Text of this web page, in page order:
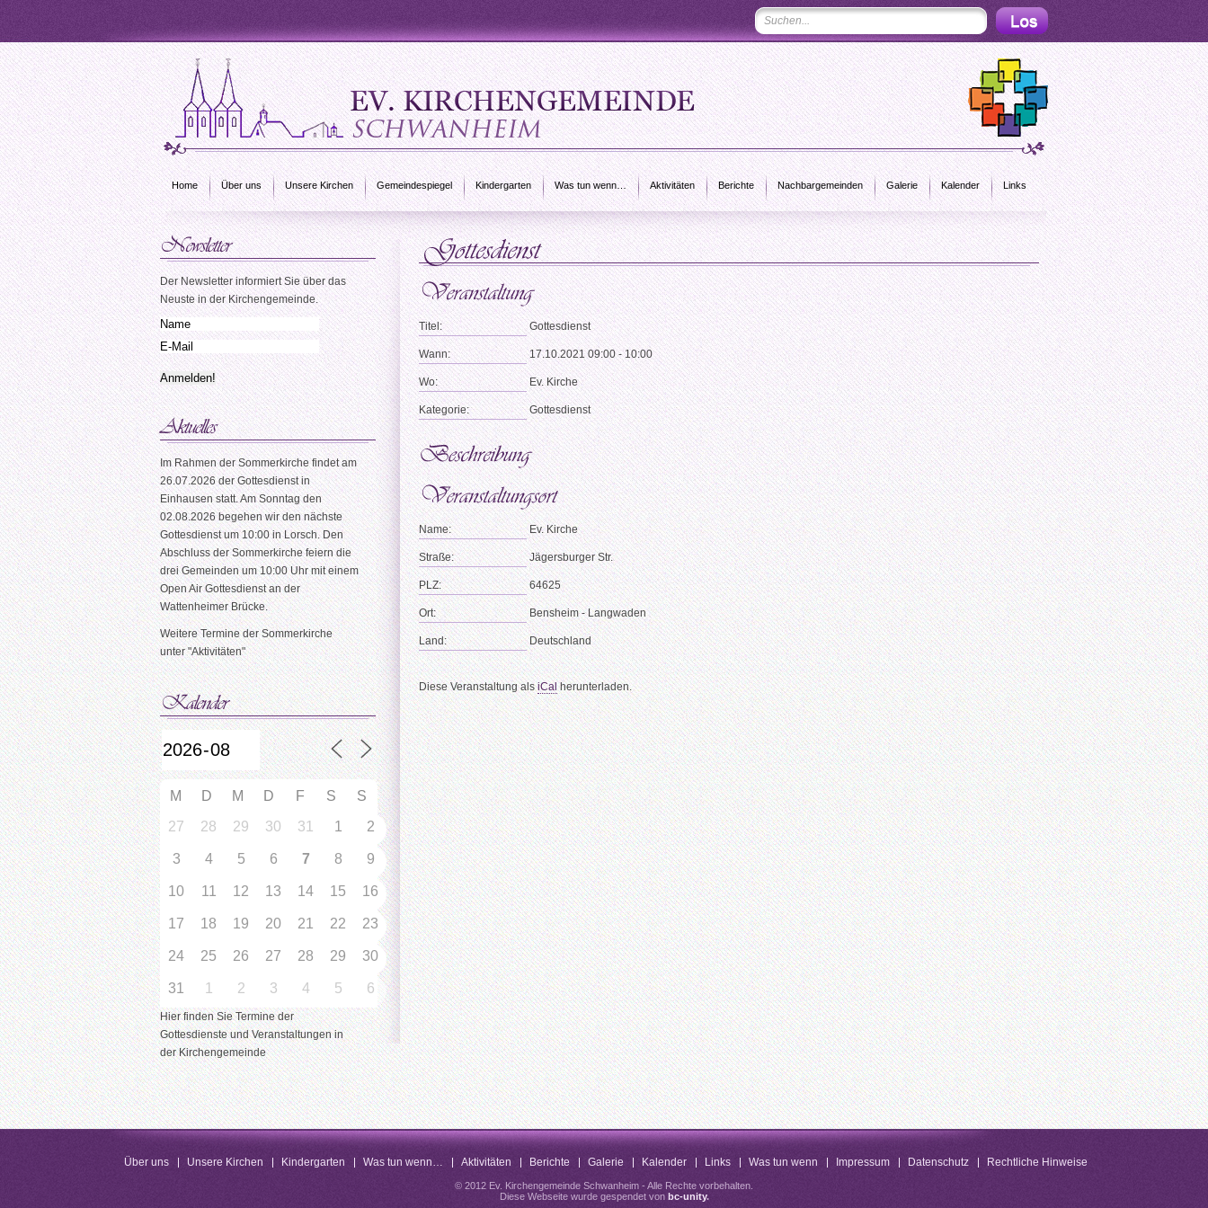
Home Über uns Unsere Kirchen Gemeindespiegel Kindergarten Was tun wenn… Aktivitäten Berichte Nachbargemeinden Galerie Kalender Links
Titel: Gottesdienst
Wann: 17.10.2021 09:00 - 10:00
Wo: Ev. Kirche
Kategorie: Gottesdienst
Name: Ev. Kirche
Straße: Jägersburger Str.
PLZ: 64625
Ort: Bensheim - Langwaden
Land: Deutschland
Diese Veranstaltung alsiCal herunterladen.
Der Newsletter informiert Sie über das
Neuste in der Kirchengemeinde.
Im Rahmen der Sommerkirche findet am
26.07.2026 der Gottesdienst in
Einhausen statt. Am Sonntag den
02.08.2026 begehen wir den nächste
Gottesdienst um 10:00 in Lorsch. Den
Abschluss der Sommerkirche feiern die
drei Gemeinden um 10:00 Uhr mit einem
Open Air Gottesdienst an der
Wattenheimer Brücke.
Weitere Termine der Sommerkirche
unter "Aktivitäten"
M D M D F S
S
27
28 29 30 31 1 2
3 4 5 6 7 8 9
10 11 12 13 14 15 16
17 18 19 20 21 22 23
24 25 26 27 28 29 30
31 1 2 3 4 5 6
Hier finden Sie Termine der
Gottesdienste und Veranstaltungen in
der Kirchengemeinde
Über uns Unsere Kirchen Kindergarten Was tun wenn… Aktivitäten Berichte Galerie Kalender Links Was tun wenn Impressum Datenschutz Rechtliche Hinweise
© 2012 Ev. Kirchengemeinde Schwanheim - Alle Rechte vorbehalten.
Diese Webseite wurde gespendet von bc-unity.